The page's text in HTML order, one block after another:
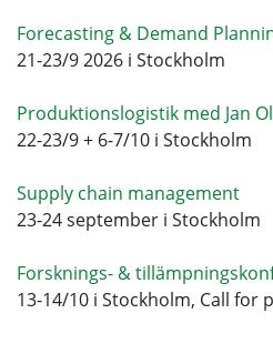
Forecasting & Demand
21-23/9 2026 i Stockholm
Produktionslogistik med Jan
22-23/9 + 6-7/10 i Stockholm
Supply chain management
23-24 september i Stockholm
Forsknings- &
13-14/10 i Stockholm, Call for